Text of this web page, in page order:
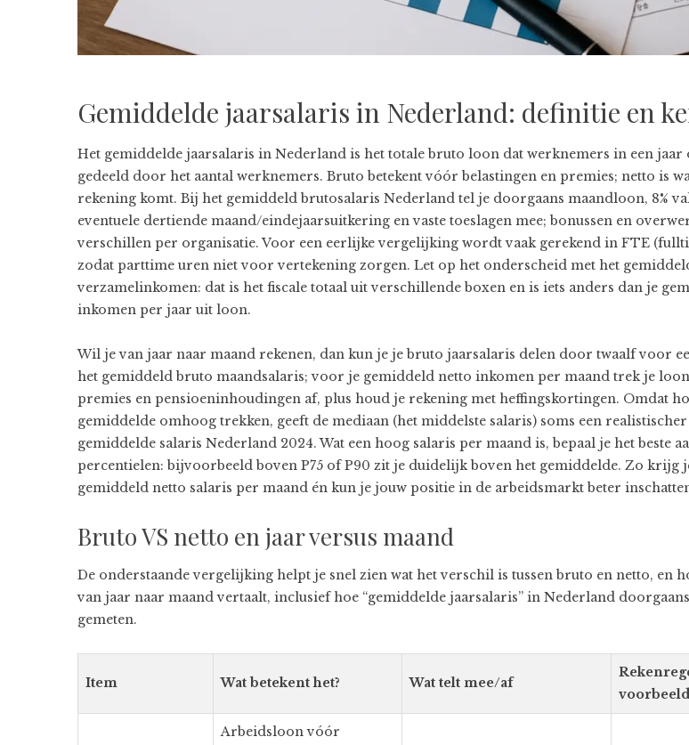
Gemiddelde jaarsalaris in Nederland: definitie en
Het gemiddelde jaarsalaris in Nederland is het totale bruto loon dat werknemers in een jaar
gedeeld door het aantal werknemers. Bruto betekent vóór belastingen en premies; netto is
rekening komt. Bij het gemiddeld brutosalaris Nederland tel je doorgaans maandloon, 8%
eventuele dertiende maand/eindejaarsuitkering en vaste toeslagen mee; bonussen en
verschillen per organisatie. Voor een eerlijke vergelijking wordt vaak gerekend in FTE
zodat parttime uren niet voor vertekening zorgen. Let op het onderscheid met het
verzamelinkomen: dat is het fiscale totaal uit verschillende boxen en is iets anders dan je
inkomen per jaar uit loon.
Wil je van jaar naar maand rekenen, dan kun je je bruto jaarsalaris delen door twaalf voor
het gemiddeld bruto maandsalaris; voor je gemiddeld netto inkomen per maand trek je
premies en pensioeninhoudingen af, plus houd je rekening met heffingskortingen. Omdat
gemiddelde omhoog trekken, geeft de mediaan (het middelste salaris) soms een
gemiddelde salaris Nederland 2024. Wat een hoog salaris per maand is, bepaal je het beste
percentielen: bijvoorbeeld boven P75 of P90 zit je duidelijk boven het gemiddelde. Zo krijg
gemiddeld netto salaris per maand én kun je jouw positie in de arbeidsmarkt beter
Bruto VS netto en jaar versus maand
De onderstaande vergelijking helpt je snel zien wat het verschil is tussen bruto en netto, en
van jaar naar maand vertaalt, inclusief hoe “gemiddelde jaarsalaris” in Nederland
gemeten.
Item Wat betekent het? Wat telt mee/af
Arbeidsloon vóór